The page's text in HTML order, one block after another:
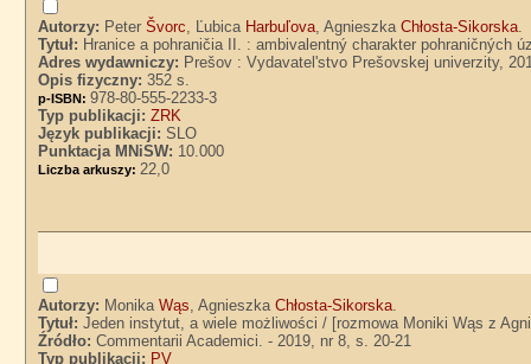
Autorzy: PeterŠvorc, Ľubica Harbuľova, AgnieszkaChłosta-Sikorska.
Tytuł: Hranice a pohraničia II. : ambivalentný charakter pohraničných
Adres wydawniczy: Prešov : Vydavatel'stvo Prešovskej univerzity,
Opis fizyczny:352 s.
p-ISBN:978-80-555-2233-3
Typ publikacji:ZRK
Język publikacji:SLO
Punktacja MNiSW: 10.000
Liczba arkuszy: 22,0
Autorzy: MonikaWąs, AgnieszkaChłosta-Sikorska.
Tytuł:Jeden instytut, a wiele możliwości / [rozmowa Moniki Wąs z
Źródło:Commentarii Academici. - 2019, nr 8, s. 20-21
Typ publikacji: PV